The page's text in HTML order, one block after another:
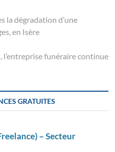
la dégradation d’une
en Isère
l’entreprise funéraire continue
GRATUITES
– Secteur